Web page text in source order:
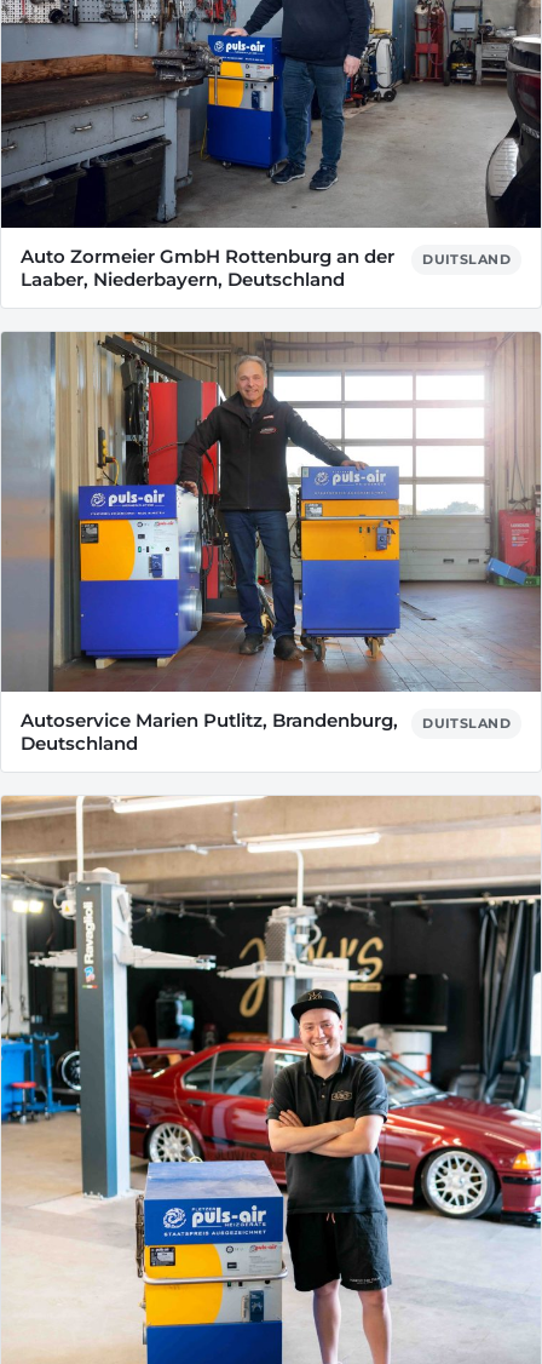
Auto Zormeier GmbH Rottenburg an der
Laaber, Niederbayern, Deutschland
DUITSLAND
Autoservice Marien Putlitz, Brandenburg,
Deutschland
DUITSLAND